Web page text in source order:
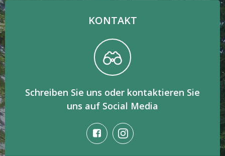
KONTAKT
Schreiben Sie uns oder kontaktieren Sie
uns auf Social Media